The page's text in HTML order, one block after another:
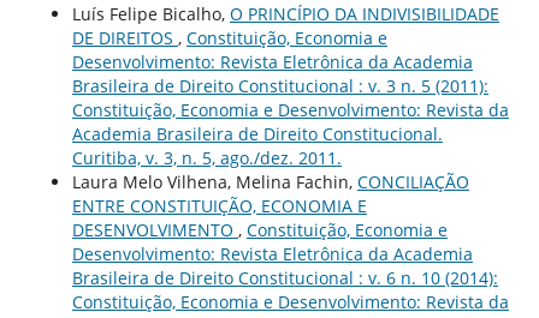
Luís Felipe Bicalho, O PRINCÍPIO DA INDIVISIBILIDADE
DE DIREITOS , Constituição, Economia e
Desenvolvimento: Revista Eletrônica da Academia
Brasileira de Direito Constitucional : v. 3 n. 5 (2011):
Constituição, Economia e Desenvolvimento: Revista da
Academia Brasileira de Direito Constitucional.
Curitiba, v. 3, n. 5, ago./dez. 2011.
Laura Melo Vilhena, Melina Fachin, CONCILIAÇÃO
ENTRE CONSTITUIÇÃO, ECONOMIA E
DESENVOLVIMENTO , Constituição, Economia e
Desenvolvimento: Revista Eletrônica da Academia
Brasileira de Direito Constitucional : v. 6 n. 10 (2014):
Constituição, Economia e Desenvolvimento: Revista da